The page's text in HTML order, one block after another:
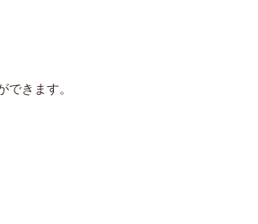
きます。